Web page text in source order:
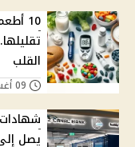
10
القلب
يصل إلى 19.50% والشراء يبدأ من